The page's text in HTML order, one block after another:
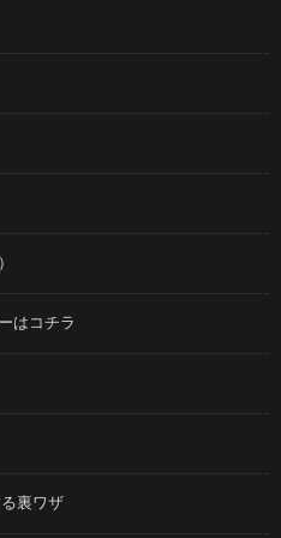
はコチラ
裏ワザ